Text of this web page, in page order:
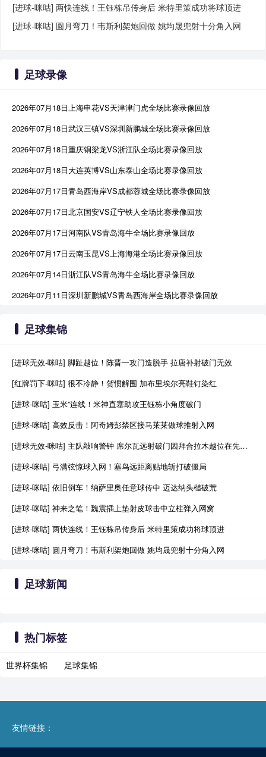
[进球-咪咕] 两快连线！王钰栋吊传身后 米特里策成功将球顶进
[进球-咪咕] 圆月弯刀！韦斯利架炮回做 姚均晟兜射十分角入网
足球录像
2026年07月18日上海申花VS天津津门虎全场比赛录像回放
2026年07月18日武汉三镇VS深圳新鹏城全场比赛录像回放
2026年07月18日重庆铜梁龙VS浙江队全场比赛录像回放
2026年07月18日大连英博VS山东泰山全场比赛录像回放
2026年07月17日青岛西海岸VS成都蓉城全场比赛录像回放
2026年07月17日北京国安VS辽宁铁人全场比赛录像回放
2026年07月17日河南队VS青岛海牛全场比赛录像回放
2026年07月17日云南玉昆VS上海海港全场比赛录像回放
2026年07月14日浙江队VS青岛海牛全场比赛录像回放
2026年07月11日深圳新鹏城VS青岛西海岸全场比赛录像回放
足球集锦
[进球无效-咪咕] 脚趾越位！陈晋一攻门造脱手 拉唐补射破门无效
[红牌罚下-咪咕] 很不冷静！贺惯解围 加布里埃尔亮鞋钉染红
[进球-咪咕] 玉米”连线！米神直塞助攻王钰栋小角度破门
[进球-咪咕] 高效反击！阿奇姆彭禁区接马莱莱做球推射入网
[进球无效-咪咕] 主队敲响警钟 席尔瓦远射破门因拜合拉木越位在先进球无效
[进球-咪咕] 弓满弦惊球入网！塞鸟远距离贴地斩打破僵局
[进球-咪咕] 依旧倒车！纳萨里奥任意球传中 迈达纳头槌破荒
[进球-咪咕] 神来之笔！魏震插上垫射皮球击中立柱弹入网窝
[进球-咪咕] 两快连线！王钰栋吊传身后 米特里策成功将球顶进
[进球-咪咕] 圆月弯刀！韦斯利架炮回做 姚均晟兜射十分角入网
足球新闻
热门标签
世界杯集锦 足球集锦
友情链接：